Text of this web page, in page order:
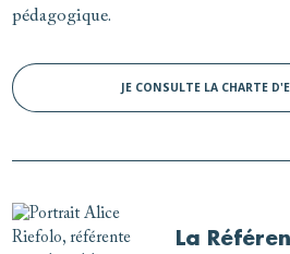
pédagogique.
JE CONSULTE LA CHARTE
La